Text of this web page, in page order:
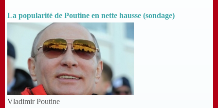
La popularité de Poutine en nette hausse (sondage)
Vladimir Poutine